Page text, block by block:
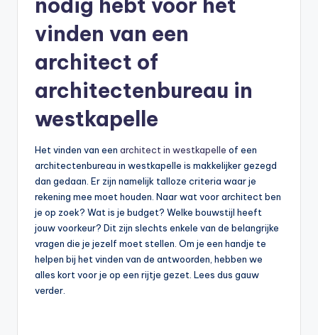
vinden van een
architect of
architectenbureau in
westkapelle
Het vinden van een architect in westkapelle of een
architectenbureau in westkapelle is makkelijker gezegd
dan gedaan. Er zijn namelijk talloze criteria waar je
rekening mee moet houden. Naar wat voor architect ben
je op zoek? Wat is je budget? Welke bouwstijl heeft
jouw voorkeur? Dit zijn slechts enkele van de belangrijke
vragen die je jezelf moet stellen. Om je een handje te
helpen bij het vinden van de antwoorden, hebben we
alles kort voor je op een rijtje gezet. Lees dus gauw
verder.